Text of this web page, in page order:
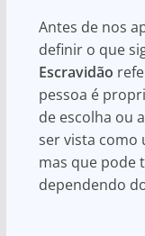
Antes de nos
definir o que
Escravidão
pessoa é
de escolha ou
ser vista como
mas que pode
dependendo